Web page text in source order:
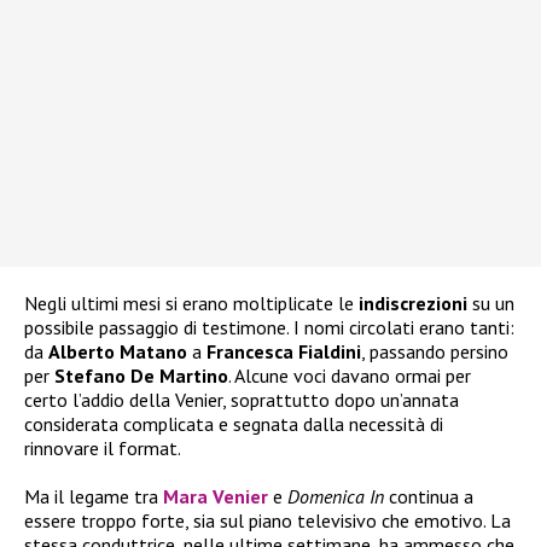
Negli ultimi mesi si erano moltiplicate le indiscrezioni su un
possibile passaggio di testimone. I nomi circolati erano tanti:
da Alberto Matano a Francesca Fialdini, passando persino
per Stefano De Martino. Alcune voci davano ormai per
certo l’addio della Venier, soprattutto dopo un’annata
considerata complicata e segnata dalla necessità di
rinnovare il format.
Ma il legame tra Mara Venier e Domenica In continua a
essere troppo forte, sia sul piano televisivo che emotivo. La